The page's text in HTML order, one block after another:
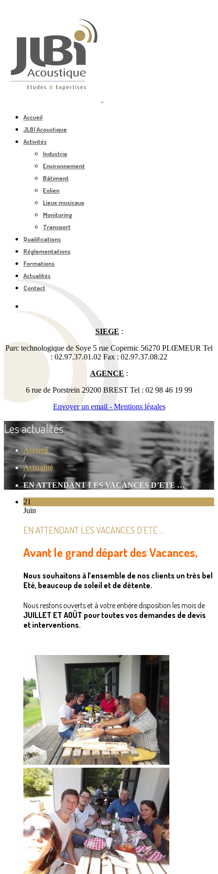
Accueil
JLBI Acoustique
Activités
Industrie
Environnement
Bâtiment
Eolien
Lieux musicaux
Monitoring
Transport
Qualifications
Réglementations
Formations
Actualités
Contact
SIEGE :
Parc technologique de Soye 5 rue Copernic 56270 PLŒMEUR Tel
: 02.97.37.01.02 Fax : 02.97.37.08.22
AGENCE :
6 rue de Porstrein 29200 BREST Tel : 02 98 46 19 99
Envoyer un email - Mentions légales
Les actualités
Accueil
/
Actualité
/
EN ATTENDANT LES VACANCES D’ETE …
21
Juin
EN ATTENDANT LES VACANCES D’ETE …
Avant le grand départ des Vacances,
Nous souhaitons à l’ensemble de nos clients un très bel
Eté, beaucoup de soleil et de détente.
Nous restons ouverts et à votre entière disposition les mois de
JUILLET ET AOÛT pour toutes vos demandes de devis
et interventions.